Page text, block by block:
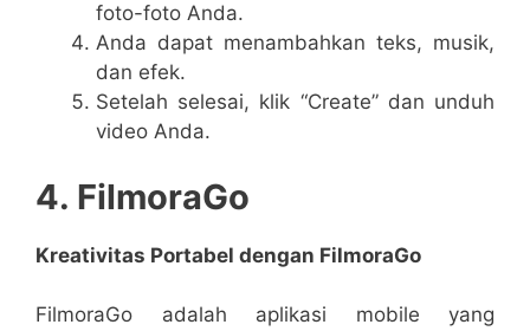
foto-foto Anda.
Anda dapat menambahkan teks, musik,
dan efek.
Setelah selesai, klik “Create” dan unduh
video Anda.
4. FilmoraGo
Kreativitas Portabel dengan FilmoraGo
FilmoraGo adalah aplikasi mobile yang